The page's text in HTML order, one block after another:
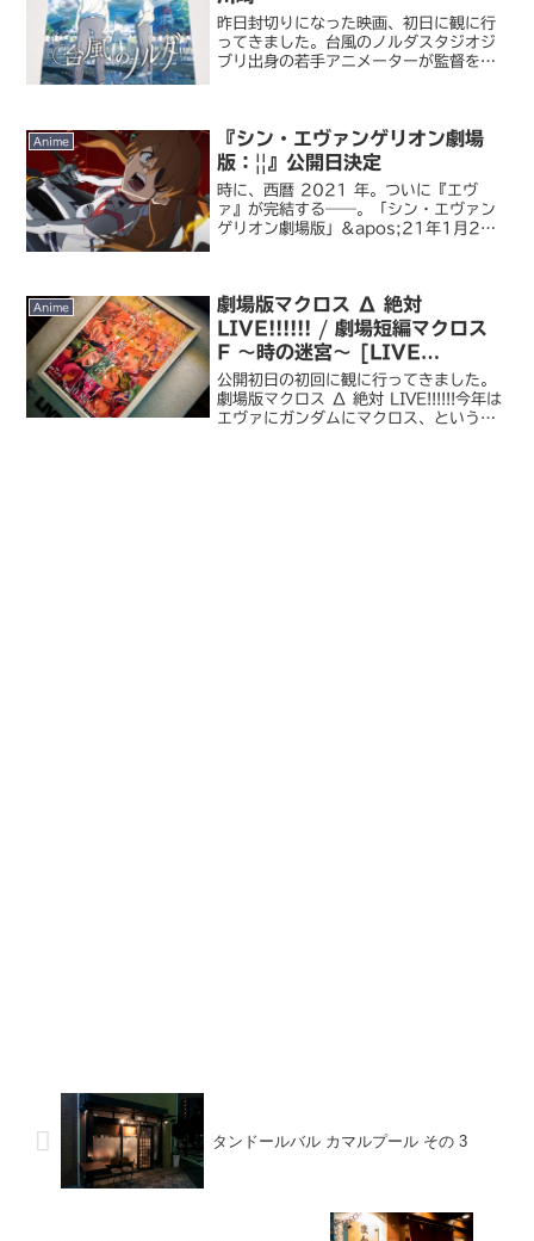
昨日封切りになった映画、初日に観に行
ってきました。台風のノルダスタジオジ
ブリ出身の若手アニメーターが監督を務
との二本立て。『アオ...
Anime
『シン・エヴァンゲリオン劇場
版：||』公開日決定
時に、西暦 2021 年。ついに『エヴ
ァ』が完結する――。「シン・エヴァン
ゲリオン劇場版」&apos;21年1月23
い...
Anime
劇場版マクロス Δ 絶対
LIVE!!!!!! / 劇場短編マクロス
F ～時の迷宮～ [LIVE
ZOUND] @チネチッタ
公開初日の初回に観に行ってきました。
劇場版マクロス Δ 絶対 LIVE!!!!!!今年は
エヴァにガンダムにマクロス、という私
タンドールバル カマルプール その 3